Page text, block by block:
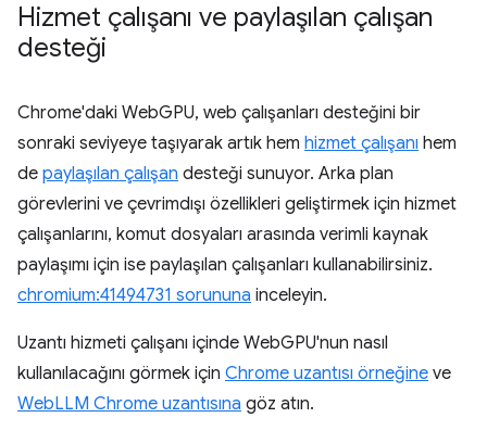
Hizmet çalışanı ve paylaşılan çalışan
desteği
Chrome'daki WebGPU, web çalışanları desteğini bir
sonraki seviyeye taşıyarak artık hem hizmet çalışanı hem
de paylaşılan çalışan desteği sunuyor. Arka plan
görevlerini ve çevrimdışı özellikleri geliştirmek için hizmet
çalışanlarını, komut dosyaları arasında verimli kaynak
paylaşımı için ise paylaşılan çalışanları kullanabilirsiniz.
chromium:41494731 sorununa inceleyin.
Uzantı hizmeti çalışanı içinde WebGPU'nun nasıl
kullanılacağını görmek için Chrome uzantısı örneğine ve
WebLLM Chrome uzantısına göz atın.